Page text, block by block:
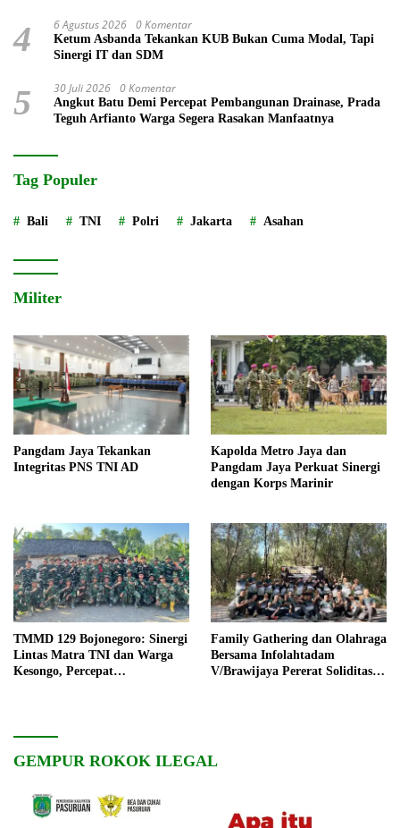
4 6 Agustus 2026 0 Komentar
Ketum Asbanda Tekankan KUB Bukan Cuma Modal, Tapi
Sinergi IT dan SDM
5 30 Juli 2026 0 Komentar
Angkut Batu Demi Percepat Pembangunan Drainase, Prada
Teguh Arfianto Warga Segera Rasakan Manfaatnya
Tag Populer
Bali TNI Polri Jakarta Asahan
Militer
Pangdam Jaya Tekankan
Integritas PNS TNI AD
Kapolda Metro Jaya dan
Pangdam Jaya Perkuat Sinergi
dengan Korps Marinir
TMMD 129 Bojonegoro: Sinergi
Lintas Matra TNI dan Warga
Kesongo, Percepat
Family Gathering dan Olahraga
Bersama Infolahtadam
V/Brawijaya Pererat Soliditas
GEMPUR ROKOK ILEGAL